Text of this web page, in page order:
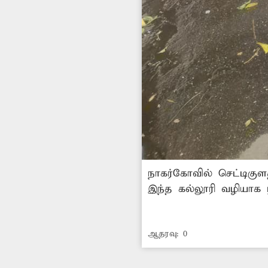
நாகர்கோவில்
இந்த கல்லூரி வழியாக
பதிக்கபட்டுள்ளது.
மூடி வழியாக
செல்லும் மாணவ-
மாணவர்கள் நலன்கருதி
ஆதரவு: 0